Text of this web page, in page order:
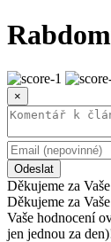
×
Odeslat
Děkujeme za
Děkujeme za
Vaše hodnocení
jen jednou za